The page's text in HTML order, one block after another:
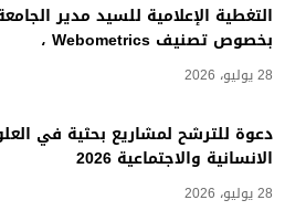
التغطية الإعلامية للسيد مدير
بخصوص تصنيف Webometrics ،
28 يوليو، 2026
دعوة للترشح لمشاريع بحثية في
الانسانية والاجتماعية 2026
28 يوليو، 2026